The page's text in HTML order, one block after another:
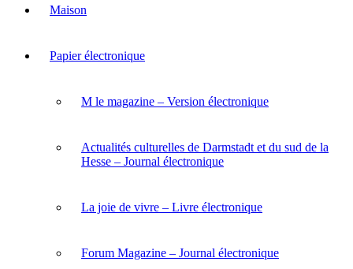
Maison
Papier électronique
M le magazine – Version électronique
Actualités culturelles de Darmstadt et du sud de la
Hesse – Journal électronique
La joie de vivre – Livre électronique
Forum Magazine – Journal électronique